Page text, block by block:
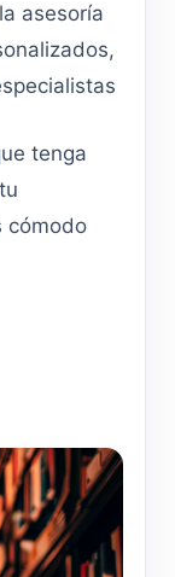
asesoría
tenga
cómodo